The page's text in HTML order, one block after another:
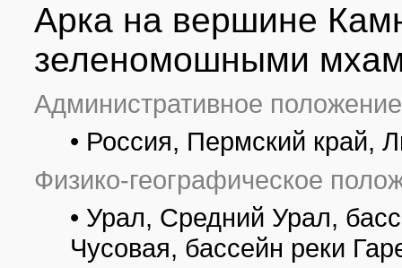
Арка на вершине
зеленомошными
Административное
• Россия, Пермский край,
Физико-географическое
• Урал, Средний Урал,
Чусовая, бассейн реки